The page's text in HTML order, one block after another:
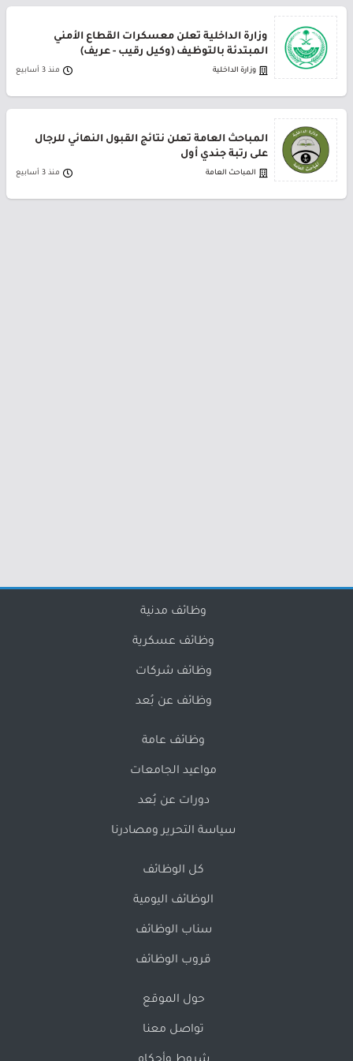
وزارة الداخلية تعلن معسكرات القطاع الأمني
المبتدئة بالتوظيف (وكيل رقيب - عريف)
وزارة الداخلية منذ 3 أسابيع
المباحث العامة تعلن نتائج القبول النهائي للرجال
على رتبة جندي أول
المباحث العامة منذ 3 أسابيع
وظائف مدنية
وظائف عسكرية
وظائف شركات
وظائف عن بُعد
وظائف عامة
مواعيد الجامعات
دورات عن بُعد
سياسة التحرير ومصادرنا
كل الوظائف
الوظائف اليومية
سناب الوظائف
قروب الوظائف
حول الموقع
تواصل معنا